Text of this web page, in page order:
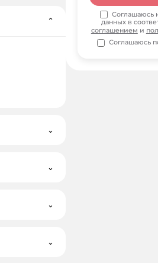
⌄
⌄
⌄
⌄
⌄
Соглашаюсь
данных в
соглашением и
Соглашаюсь